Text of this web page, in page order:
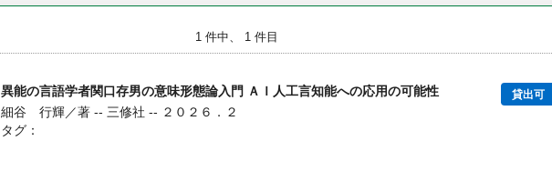
1 件中、 1 件目
異能の言語学者関口存男の意味形態論入門 ＡＩ人工言知能への応用の可能性 貸出可
細谷 行輝／著 -- 三修社 -- ２０２６．２
タグ